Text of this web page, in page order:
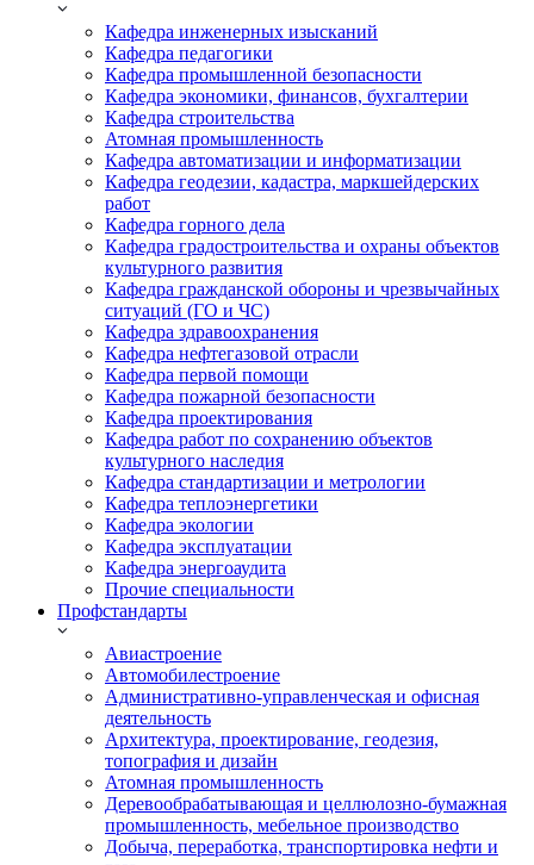
Кафедра инженерных изысканий
Кафедра педагогики
Кафедра промышленной безопасности
Кафедра экономики, финансов, бухгалтерии
Кафедра строительства
Атомная промышленность
Кафедра автоматизации и информатизации
Кафедра геодезии, кадастра, маркшейдерских
работ
Кафедра горного дела
Кафедра градостроительства и охраны объектов
культурного развития
Кафедра гражданской обороны и чрезвычайных
ситуаций (ГО и ЧС)
Кафедра здравоохранения
Кафедра нефтегазовой отрасли
Кафедра первой помощи
Кафедра пожарной безопасности
Кафедра проектирования
Кафедра работ по сохранению объектов
культурного наследия
Кафедра стандартизации и метрологии
Кафедра теплоэнергетики
Кафедра экологии
Кафедра эксплуатации
Кафедра энергоаудита
Прочие специальности
Профстандарты
Авиастроение
Автомобилестроение
Административно-управленческая и офисная
деятельность
Архитектура, проектирование, геодезия,
топография и дизайн
Атомная промышленность
Деревообрабатывающая и целлюлозно-бумажная
промышленность, мебельное производство
Добыча, переработка, транспортировка нефти и